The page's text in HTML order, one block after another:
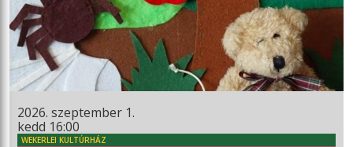
2026. szeptember 1.
kedd 16:00
WEKERLEI KULTÚRHÁZ